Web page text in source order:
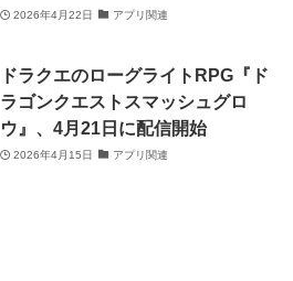
2026年4月22日 アプリ関連
ドラクエのローグライトRPG『ド
ラゴンクエストスマッシュグロ
ウ』、4月21日に配信開始
2026年4月15日 アプリ関連